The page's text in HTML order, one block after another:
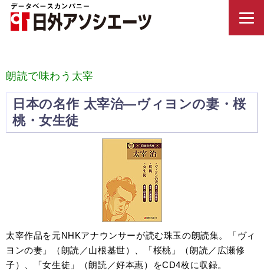
朗読で味わう太宰
日本の名作 太宰治—ヴィヨンの妻・桜
桃・女生徒
太宰作品を元NHKアナウンサーが読む珠玉の朗読集。「ヴィ
ヨンの妻」（朗読／山根基世）、「桜桃」（朗読／広瀬修
子）、「女生徒」（朗読／好本惠）をCD4枚に収録。